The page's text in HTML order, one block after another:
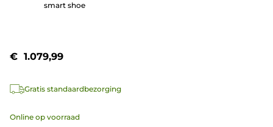
smart shoe
€ 1.079,99
Gratis standaardbezorging
Online op voorraad